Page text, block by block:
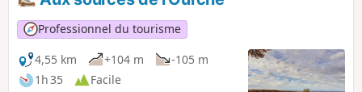
Professionnel du tourisme
4,55 km
+104 m
-105 m
1h 35
Facile